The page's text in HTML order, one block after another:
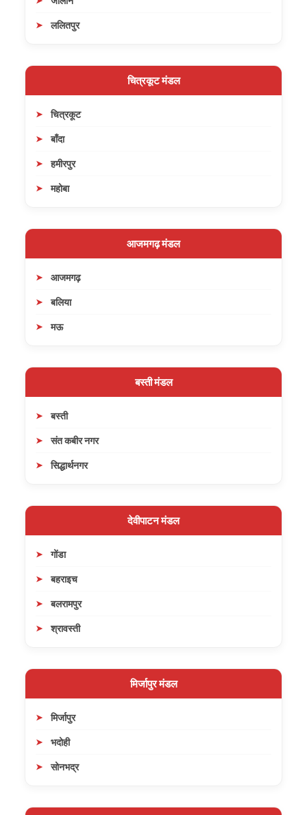
ललितपुर
चित्रकूट मंडल
चित्रकूट
बाँदा
हमीरपुर
महोबा
आजमगढ़ मंडल
आजमगढ़
बलिया
मऊ
बस्ती मंडल
बस्ती
संत कबीर नगर
सिद्धार्थनगर
देवीपाटन मंडल
गोंडा
बहराइच
बलरामपुर
श्रावस्ती
मिर्जापुर मंडल
मिर्जापुर
भदोही
सोनभद्र